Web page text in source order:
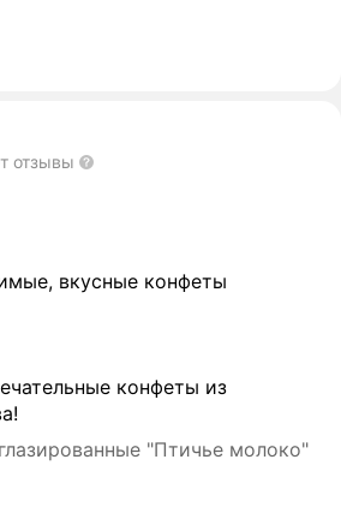
отзывы
вкусные конфеты
конфеты из
"Птичье молоко"